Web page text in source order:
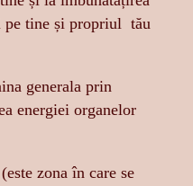
pe tine și propriul tău
generala prin
energiei organelor
zona în care se